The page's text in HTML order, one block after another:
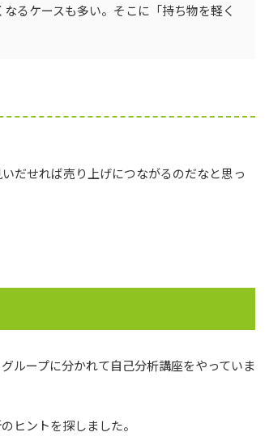
るケースも多い。そこに「持ち物を軽く
だせれば売り上げにつながるのだなと思っ
ループに分かれて自己分析講座をやっていま
ヒントを探しました。